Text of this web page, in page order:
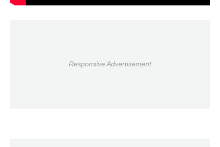
Responsive Advertisement